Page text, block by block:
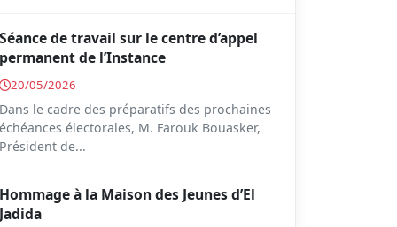
Séance de travail sur le centre d’appel
permanent de l’Instance
20/05/2026
Dans le cadre des préparatifs des prochaines
échéances électorales, M. Farouk Bouasker,
Président de...
Hommage à la Maison des Jeunes d’El
Jadida